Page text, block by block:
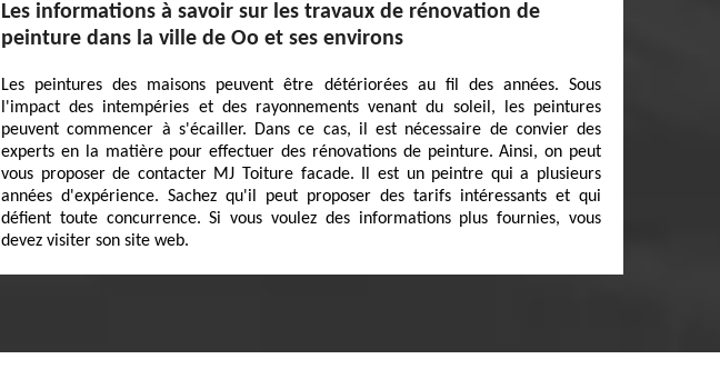
Les informations à savoir sur les travaux de rénovation de
peinture dans la ville de Oo et ses environs
Les peintures des maisons peuvent être détériorées au fil des années. Sous
l'impact des intempéries et des rayonnements venant du soleil, les peintures
peuvent commencer à s'écailler. Dans ce cas, il est nécessaire de convier des
experts en la matière pour effectuer des rénovations de peinture. Ainsi, on peut
vous proposer de contacter MJ Toiture facade. Il est un peintre qui a plusieurs
années d'expérience. Sachez qu'il peut proposer des tarifs intéressants et qui
défient toute concurrence. Si vous voulez des informations plus fournies, vous
devez visiter son site web.